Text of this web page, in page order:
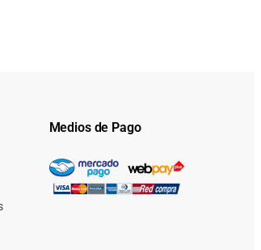
Medios de Pago